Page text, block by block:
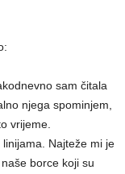
sam čitala
njega spominjem,
vrijeme.
Najteže mi je
borce koji su